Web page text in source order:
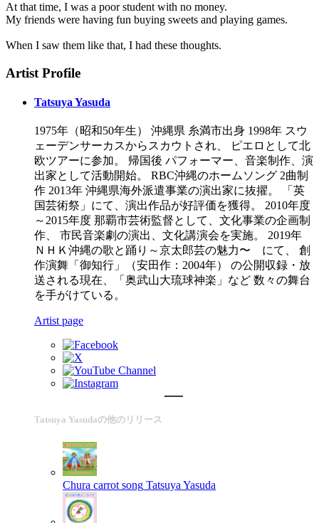
At that time, I was a poor student with no money.
My friends were having fun buying sweets and playing games.
When I saw them like that, I had these thoughts.
Artist Profile
Tatsuya Yasuda
1975年（昭和50年生） 沖縄県 糸満市出身 1998年 スウ
ェーデンサーカスからスカウトされ、 ピエロとして北
欧ツアーに参加。 帰国後 パフォーマー、音楽制作、演
出家として活動開始。 RBC沖縄のホームソング 2曲制
作 2013年 沖縄県海外派遣事業の演出家に抜擢。 「英
国芸術祭」にて、演出作品が好評価を獲得。 2010年度
～2015年度 那覇市芸術監督として、文化事業の企画制
作、 市民音楽劇の演出、文化講演会を実施。 2019年
ＮＨＫ沖縄の歌と踊り～京太郎芸の魅力〜 にて、 創
作演舞「御知行」（安田作：2004年） の公開収録・放
送される ​現在、「奥武山大琉球神楽」など 数々の舞台
を手がけている。
Artist page
Tatsuya Yasudaの他のリリース
Chura carrot song Tatsuya Yasuda